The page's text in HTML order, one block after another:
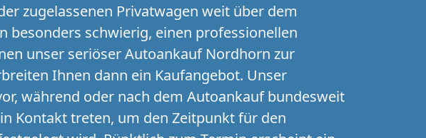
zugelassenen Privatwagen weit über dem
besonders schwierig, einen professionellen
unser seriöser Autoankauf Nordhorn zur
Ihnen dann ein Kaufangebot. Unser
während oder nach dem Autoankauf bundesweit
Kontakt treten, um den Zeitpunkt für den